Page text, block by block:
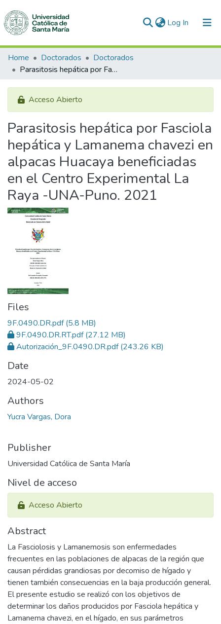
Log In (current)
Communities & Collections
All of DSpace
Statistics
Home Doctorados
Doctorados
Parasitosis hepática por Fasciola hepática y Lamanema chavezi en alpacas Huacaya beneficiadas en el Centro Experimental La Raya -UNA-Puno. 2021
Acceso Abierto
Parasitosis hepática por Fasciola
hepática y Lamanema chavezi en
alpacas Huacaya beneficiadas
en el Centro Experimental La
Raya -UNA-Puno. 2021
Files
9F.0490.DR.pdf(5.8 MB)
9F.0490.DR.RT.pdf(27.12 MB)
Autorización_9F.0490.DR.pdf(243.26 KB)
Date
2024-05-02
Authors
Yucra Vargas, Dora
Publisher
Universidad Católica de Santa María
Nivel de acceso
Acceso Abierto
Abstract
La Fasciolosis y Lamanemosis son enfermedades
frecuentes en las poblaciones de alpacas de la región que
causan pérdidas grandiosas por decomiso de hígado y
tienen también consecuencias en la baja producción general.
El presente estudio se realizó con los objetivos de
determinar los daños producidos por Fasciola hepática y
Lamanema chavezi, en el hígado, en sus parámetros